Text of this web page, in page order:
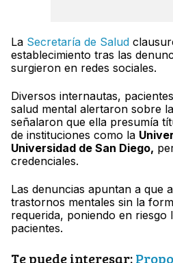
La Secretaría de Salud
establecimiento tras las
surgieron en redes sociales.
Diversos internautas,
salud mental alertaron sobre
señalaron que ella presumía
de instituciones como la
Universidad de San Diego,
credenciales.
Las denuncias apuntan a que
trastornos mentales sin la
requerida, poniendo en riesgo
pacientes.
Te puede interesar: